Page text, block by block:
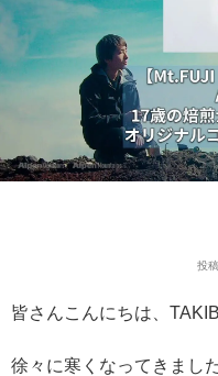
投
皆さんこんにちは、
徐々に寒くなってきまし